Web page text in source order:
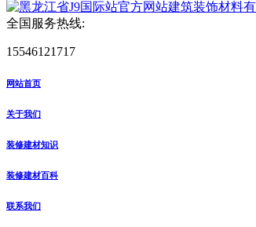
全国服务热线:
15546121717
网站首页
关于我们
装修建材知识
装修建材百科
联系我们